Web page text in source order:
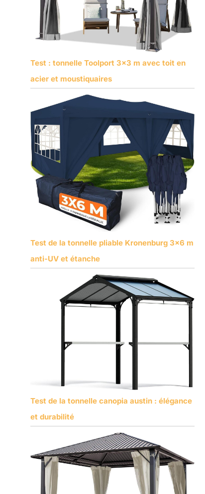
Test : tonnelle Toolport 3×3 m avec toit en
acier et moustiquaires
Test de la tonnelle pliable Kronenburg 3×6 m
anti-UV et étanche
Test de la tonnelle canopia austin : élégance
et durabilité